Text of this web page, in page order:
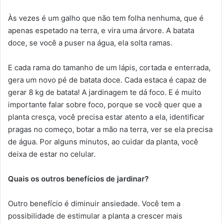
Às vezes é um galho que não tem folha nenhuma, que é
apenas espetado na terra, e vira uma árvore. A batata
doce, se você a puser na água, ela solta ramas.
E cada rama do tamanho de um lápis, cortada e enterrada,
gera um novo pé de batata doce. Cada estaca é capaz de
gerar 8 kg de batata! A jardinagem te dá foco. E é muito
importante falar sobre foco, porque se você quer que a
planta cresça, você precisa estar atento a ela, identificar
pragas no começo, botar a mão na terra, ver se ela precisa
de água. Por alguns minutos, ao cuidar da planta, você
deixa de estar no celular.
Quais os outros benefícios de jardinar?
Outro benefício é diminuir ansiedade. Você tem a
possibilidade de estimular a planta a crescer mais